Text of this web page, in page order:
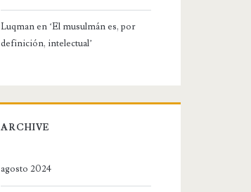
Luqman en ‘El musulmán es, por
definición, intelectual’
ARCHIVE
agosto 2024